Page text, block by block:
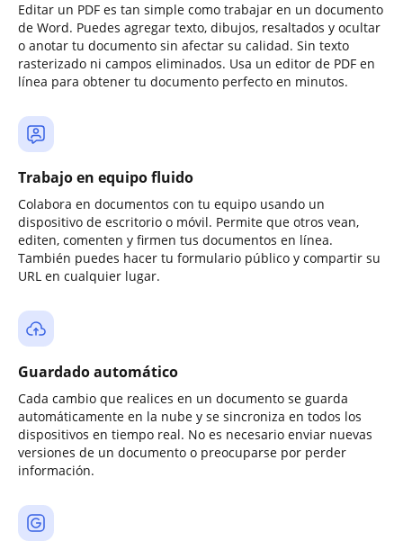
Editar un PDF es tan simple como trabajar en un documento
de Word. Puedes agregar texto, dibujos, resaltados y ocultar
o anotar tu documento sin afectar su calidad. Sin texto
rasterizado ni campos eliminados. Usa un editor de PDF en
línea para obtener tu documento perfecto en minutos.
Trabajo en equipo fluido
Colabora en documentos con tu equipo usando un
dispositivo de escritorio o móvil. Permite que otros vean,
editen, comenten y firmen tus documentos en línea.
También puedes hacer tu formulario público y compartir su
URL en cualquier lugar.
Guardado automático
Cada cambio que realices en un documento se guarda
automáticamente en la nube y se sincroniza en todos los
dispositivos en tiempo real. No es necesario enviar nuevas
versiones de un documento o preocuparse por perder
información.